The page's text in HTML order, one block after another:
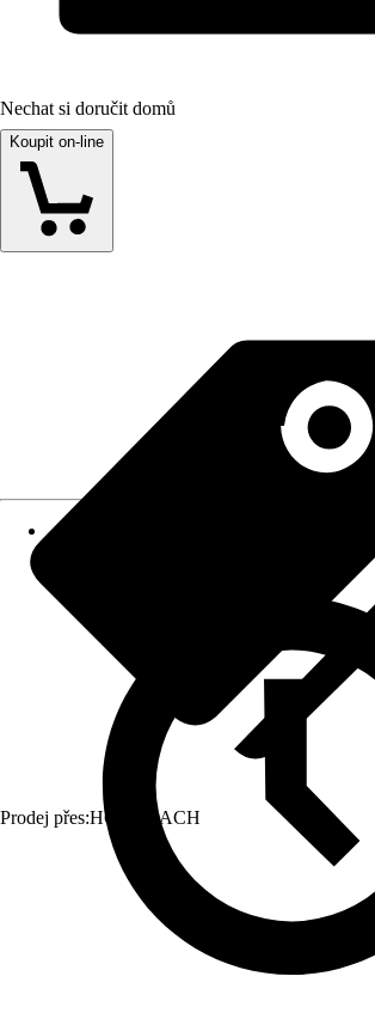
Nechat si doručit domů
Koupit on-line
Prodej přes:HORNBACH